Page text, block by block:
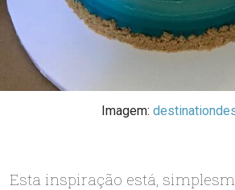
Imagem:
Esta inspiração está,